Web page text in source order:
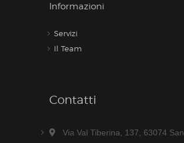
Informazioni
Servizi
Il Team
Contatti
Via Val Tiberina, 137, 63074 San